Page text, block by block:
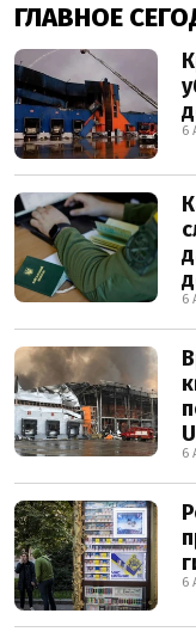
ГЛАВНОЕ
6
6
6
6